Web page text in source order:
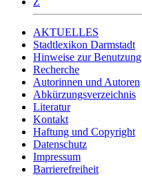
AKTUELLES
Stadtlexikon Darmstadt
Hinweise zur Benutzung
Recherche
Autorinnen und Autoren
Abkürzungsverzeichnis
Literatur
Kontakt
Haftung und Copyright
Datenschutz
Impressum
Barrierefreiheit